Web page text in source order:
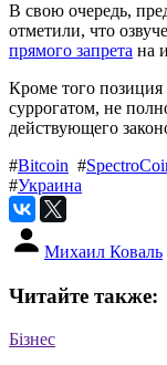
В свою очередь,
отметили, что
прямого запрета на
Кроме того
суррогатом, не
действующего
#Bitcoin #
#Украина
Михаил Коваль
Читайте также:
Бізнес